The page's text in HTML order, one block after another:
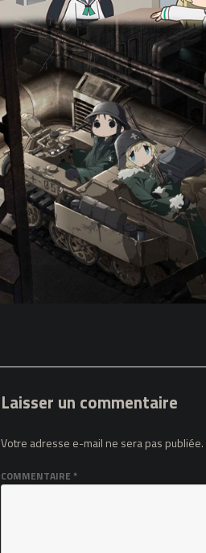
Laisser un commentaire
Votre adresse e-mail ne sera pas publiée.
COMMENTAIRE *